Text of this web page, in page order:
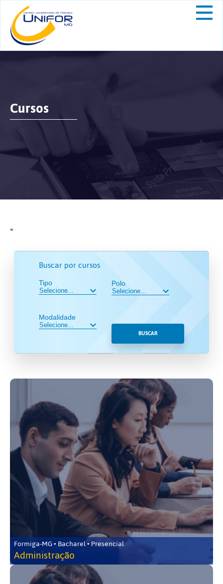
Cursos
=
Buscar por cursos
Tipo
Modalidade
Polo
BUSCAR
Formiga-MG • Bacharel • Presencial
Administração